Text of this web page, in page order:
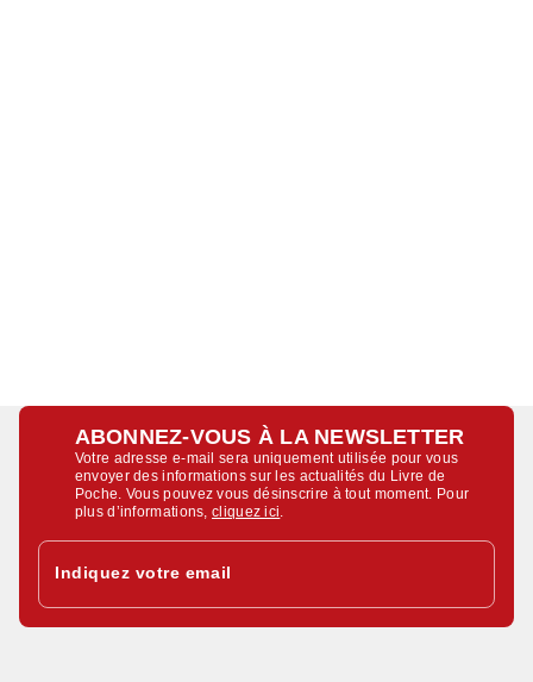
ABONNEZ-VOUS À LA NEWSLETTER
Votre adresse e-mail sera uniquement utilisée pour vous
envoyer des informations sur les actualités du Livre de
Poche. Vous pouvez vous désinscrire à tout moment. Pour
plus d’informations,cliquez ici
Indiquez votre email